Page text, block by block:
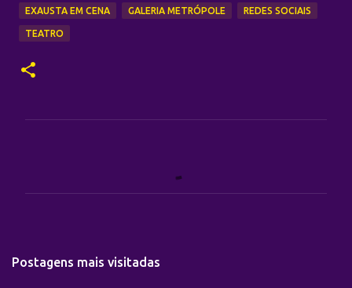
EXAUSTA EM CENA GALERIA METRÓPOLE REDES SOCIAIS
TEATRO
Postagens mais visitadas